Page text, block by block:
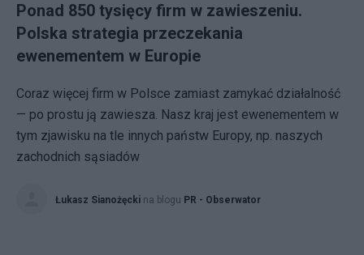
Ponad 850 tysięcy firm w zawieszeniu.
Polska strategia przeczekania
ewenementem w Europie
Coraz więcej firm w Polsce zamiast zamykać działalność
— po prostu ją zawiesza. Nasz kraj jest ewenementem w
tym zjawisku na tle innych państw Europy, np. naszych
zachodnich sąsiadów
Łukasz Sianożęcki na blogu PR - Obserwator